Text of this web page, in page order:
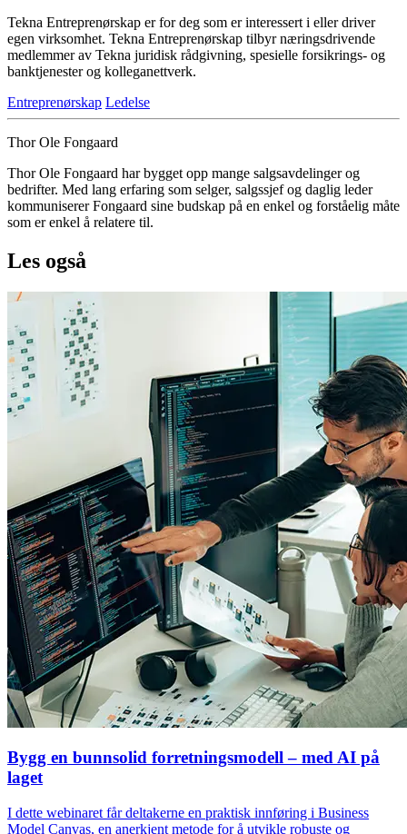
Tekna Entreprenørskap er for deg som er interessert i eller driver
egen virksomhet. Tekna Entreprenørskap tilbyr næringsdrivende
medlemmer av Tekna juridisk rådgivning, spesielle forsikrings- og
banktjenester og kolleganettverk.
Entreprenørskap Ledelse
Thor Ole Fongaard
Thor Ole Fongaard har bygget opp mange salgsavdelinger og
bedrifter. Med lang erfaring som selger, salgssjef og daglig leder
kommuniserer Fongaard sine budskap på en enkel og forståelig måte
som er enkel å relatere til.
Les også
Bygg en bunnsolid forretningsmodell – med AI på
laget
I dette webinaret får deltakerne en praktisk innføring i Business
Model Canvas, en anerkjent metode for å utvikle robuste og